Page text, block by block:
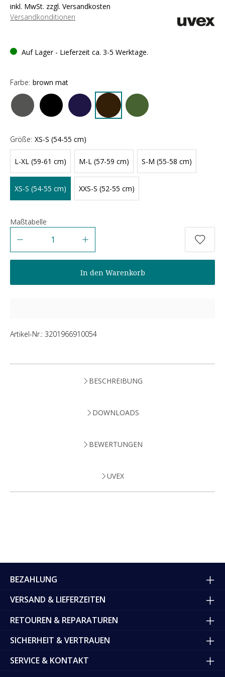
inkl. MwSt. zzgl. Versandkosten
Versandkonditionen
Auf Lager - Lieferzeit ca. 3-5 Werktage.
Farbe: brown mat
Größe: XS-S (54-55 cm)
L-XL (59-61 cm) M-L (57-59 cm) S-M (55-58 cm)
XS-S (54-55 cm) XXS-S (52-55 cm)
Maßtabelle
In den Warenkorb
Artikel-Nr.: 3201966910054
BESCHREIBUNG
DOWNLOADS
BEWERTUNGEN
UVEX
BEZAHLUNG
VERSAND & LIEFERZEITEN
RETOUREN & REPARATUREN
SICHERHEIT & VERTRAUEN
SERVICE & KONTAKT